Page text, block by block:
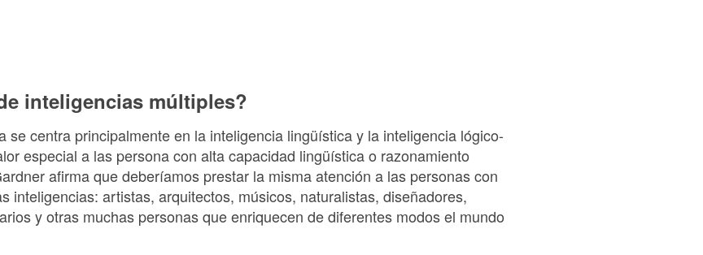
inteligencias múltiples?
se centra principalmente en la inteligencia lingüística y la inteligencia lógico-
especial a las persona con alta capacidad lingüística o razonamiento
afirma que deberíamos prestar la misma atención a las personas con
inteligencias: artistas, arquitectos, músicos, naturalistas, diseñadores,
y otras muchas personas que enriquecen de diferentes modos el mundo